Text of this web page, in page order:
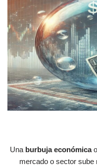
Una burbuja económica
mercado o sector sube